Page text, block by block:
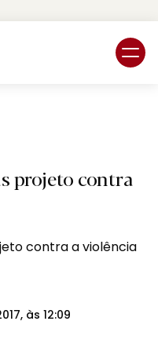
projeto contra
às 12:09